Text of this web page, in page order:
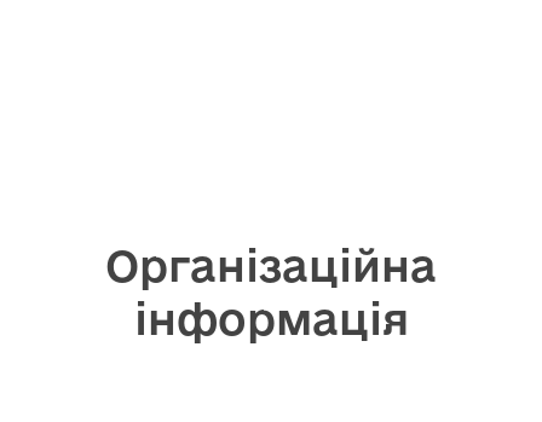
Організаційна
інформація